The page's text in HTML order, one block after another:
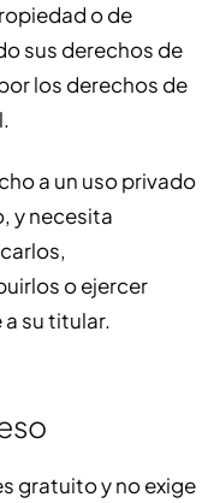
o de
sus derechos de
los derechos de
a un uso privado
y necesita
o ejercer
su titular.
gratuito y no exige